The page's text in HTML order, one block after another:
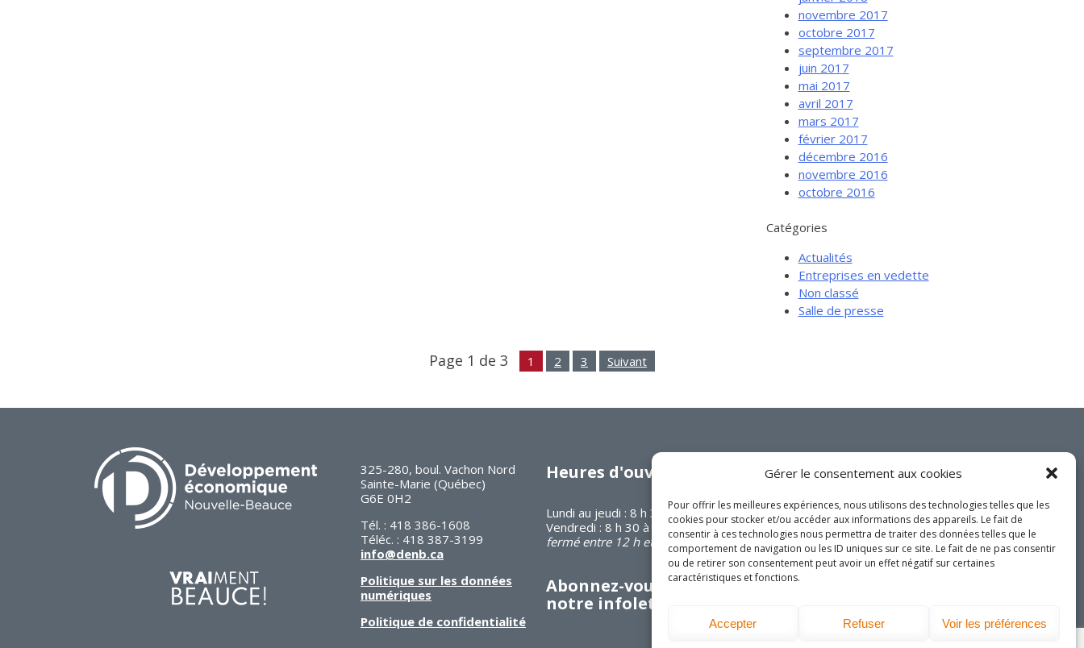
Gérer le consentement aux cookies
Pour offrir les meilleures expériences, nous utilisons des technologies telles que les
cookies pour stocker et/ou accéder aux informations des appareils. Le fait de
consentir à ces technologies nous permettra de traiter des données telles que le
comportement de navigation ou les ID uniques sur ce site. Le fait de ne pas consentir
ou de retirer son consentement peut avoir un effet négatif sur certaines
caractéristiques et fonctions.
Accepter Refuser Voir les préférences
Services aux entreprises
Services-conseils – démarrage
TARIFS AMÉRICAINS
Aide financière
Créavenir
Fonds locaux d’investissement et
de solidarité
Futurpreneur
novembre 2017
octobre 2017
septembre 2017
juin 2017
mai 2017
avril 2017
mars 2017
février 2017
décembre 2016
novembre 2016
octobre 2016
Catégories
Actualités
Entreprises en vedette
Non classé
Salle de presse
Page 1 de 3 1 2 3 Suivant
325-280, boul. Vachon Nord
Sainte-Marie (Québec)
G6E 0H2
Tél. : 418 386-1608
Téléc. : 418 387-3199
info@denb.ca
Politique sur les données
numériques
Politique de confidentialité
Heures d'ouverture
Lundi au jeudi : 8 h 30 à 16 h 30
Vendredi : 8 h 30 à 12 h
fermé entre 12 h et 13 h
Abonnez-vous à
notre infolettre
Joignez-vous à nous
sociaux!